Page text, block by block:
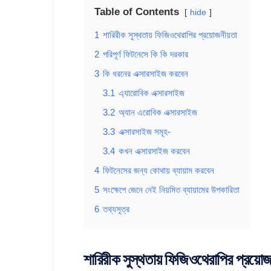
Table of Contents hide
1 শারিরীক সুস্থতায় ফিজিওথেরাপির প্রয়োজনীয়তা
2 পরিপূর্ণ ফিটনেসে কি কি দরকার
3 কি ধরনের এক্সারসাইজ করবেন
3.1 এ্যারোবিক এক্সারসাইজ
3.2 অ্যান এরোবিক এক্সারসাইজ
3.3 এক্সারসাইজ সমূহ-
3.4 কখন এক্সারসাইজ করবেন
4 ফিটনেসের জন্য কোথায় ব্যায়াম করবেন
5 সংক্ষেপে জেনে নেই নিয়মিত ব্যায়ামের উপকারিতা
6 তথ্যসূত্র
শারিরীক সুস্থতায় ফিজিওথেরাপির